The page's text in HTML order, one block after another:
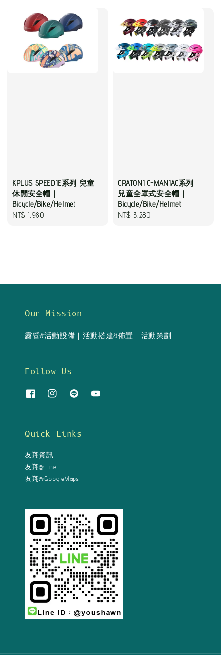
KPLUS SPEEDIE系列 兒童
休閒安全帽｜
Bicycle/Bike/Helmet
Regular
NT$ 1,980
CRATONI C-MANIAC系列
兒童全罩式安全帽｜
Bicycle/Bike/Helmet
Regular
NT$ 3,280
Our Mission
露營&活動設備｜活動搭建&佈置｜活動策劃
Follow Us
Quick Links
友翔資訊
友翔@Line
友翔@GoogleMaps